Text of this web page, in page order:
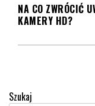
NA CO ZWRÓCIĆ
KAMERY HD?
Szukaj